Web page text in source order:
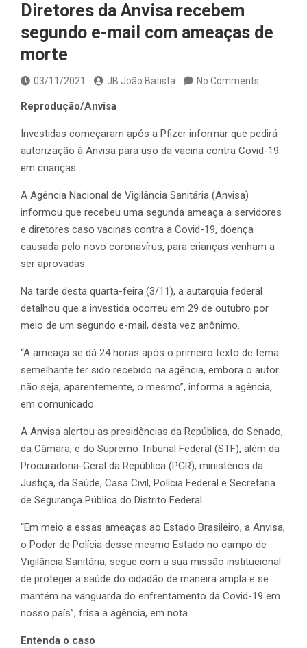
Diretores da Anvisa recebem
segundo e-mail com ameaças de
morte
03/11/2021 JB João Batista No Comments
Reprodução/Anvisa
Investidas começaram após a Pfizer informar que pedirá
autorização à Anvisa para uso da vacina contra Covid-19
em crianças
A Agência Nacional de Vigilância Sanitária (Anvisa)
informou que recebeu uma segunda ameaça a servidores
e diretores caso vacinas contra a Covid-19, doença
causada pelo novo coronavírus, para crianças venham a
ser aprovadas.
Na tarde desta quarta-feira (3/11), a autarquia federal
detalhou que a investida ocorreu em 29 de outubro por
meio de um segundo e-mail, desta vez anônimo.
“A ameaça se dá 24 horas após o primeiro texto de tema
semelhante ter sido recebido na agência, embora o autor
não seja, aparentemente, o mesmo”, informa a agência,
em comunicado.
A Anvisa alertou as presidências da República, do Senado,
da Câmara, e do Supremo Tribunal Federal (STF), além da
Procuradoria-Geral da República (PGR), ministérios da
Justiça, da Saúde, Casa Civil, Polícia Federal e Secretaria
de Segurança Pública do Distrito Federal.
“Em meio a essas ameaças ao Estado Brasileiro, a Anvisa,
o Poder de Polícia desse mesmo Estado no campo de
Vigilância Sanitária, segue com a sua missão institucional
de proteger a saúde do cidadão de maneira ampla e se
mantém na vanguarda do enfrentamento da Covid-19 em
nosso país”, frisa a agência, em nota.
Entenda o caso